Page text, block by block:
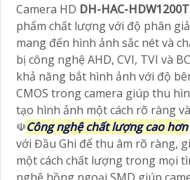
Camera HD DH-HAC-
phẩm chất lượng với độ phân
mang đến hình ảnh sắc nét và
bị công nghệ AHD, CVI, TVI và
khả năng bắt hình ảnh với độ
CMOS trong camera giúp thu
tạo hình ảnh một cách rõ ràng
☫Công nghệ chất lượng cao hơn
với Đầu Ghi để thu âm rõ ràng,
một cách chất lượng trong mọi
nghệ hồng ngoại SMD giúp